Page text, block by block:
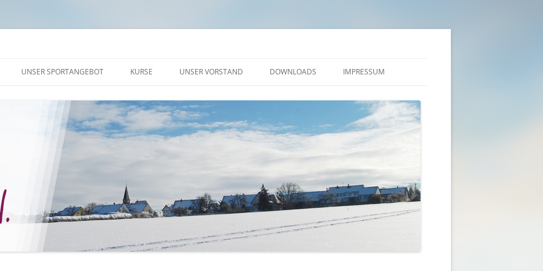
UNSER SPORTANGEBOT KURSE UNSER VORSTAND DOWNLOADS IMPRESSUM